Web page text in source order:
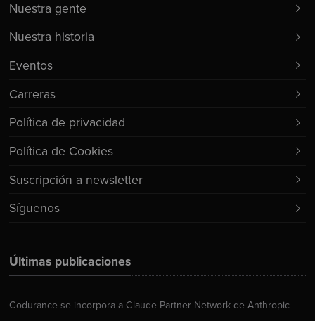
Últimas publicaciones
Codurance se incorpora a Claude Partner Network de Anthropic
Nuestra gente
Nuestra historia
Eventos
Carreras
Política de privacidad
Política de Cookies
Suscripción a newsletter
Síguenos